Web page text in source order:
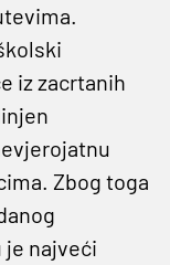
iz zacrtanih
Zbog toga
je najveći